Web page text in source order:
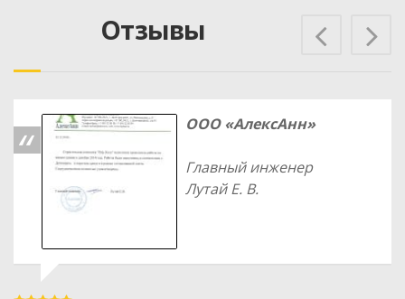
Отзывы
ООО «АлексАнн»
Главный инженер
Лутай Е. В.